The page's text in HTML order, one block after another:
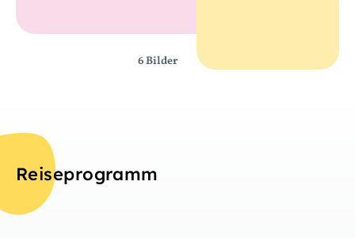
6 Bilder
Reiseprogramm